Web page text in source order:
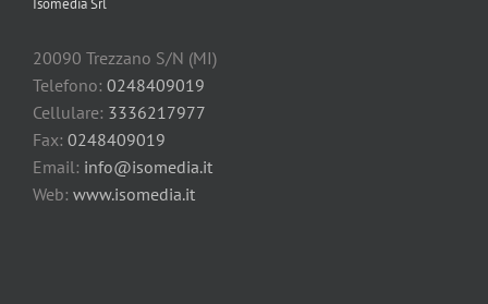
Isomedia Srl
20090 Trezzano S/N (MI)
Telefono: 0248409019
Cellulare: 3336217977
Fax: 0248409019
Email: info@isomedia.it
Web: www.isomedia.it